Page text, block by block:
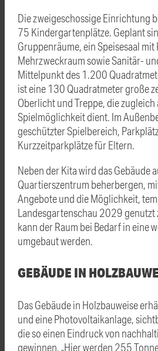
Die zweigeschossige Einrichtung
75 Kindergartenplätze. Geplant
Gruppenräume, ein Speisesaal mit
Mehrzweckraum sowie Sanitär-
Mittelpunkt des 1.200
ist eine 130 Quadratmeter große
Oberlicht und Treppe, die
Spielmöglichkeit dient. Im
geschützter Spielbereich,
Kurzzeitparkplätze für Eltern.
Neben der Kita wird das Gebäude
Quartierszentrum beherbergen,
Angebote und die Möglichkeit,
Landesgartenschau 2029 genutzt
kann der Raum bei Bedarf in eine
umgebaut werden.
GEBÄUDE IN
Das Gebäude in Holzbauweise
und eine Photovoltaikanlage,
die so einen Eindruck von
gewinnen. „Hier werden 255